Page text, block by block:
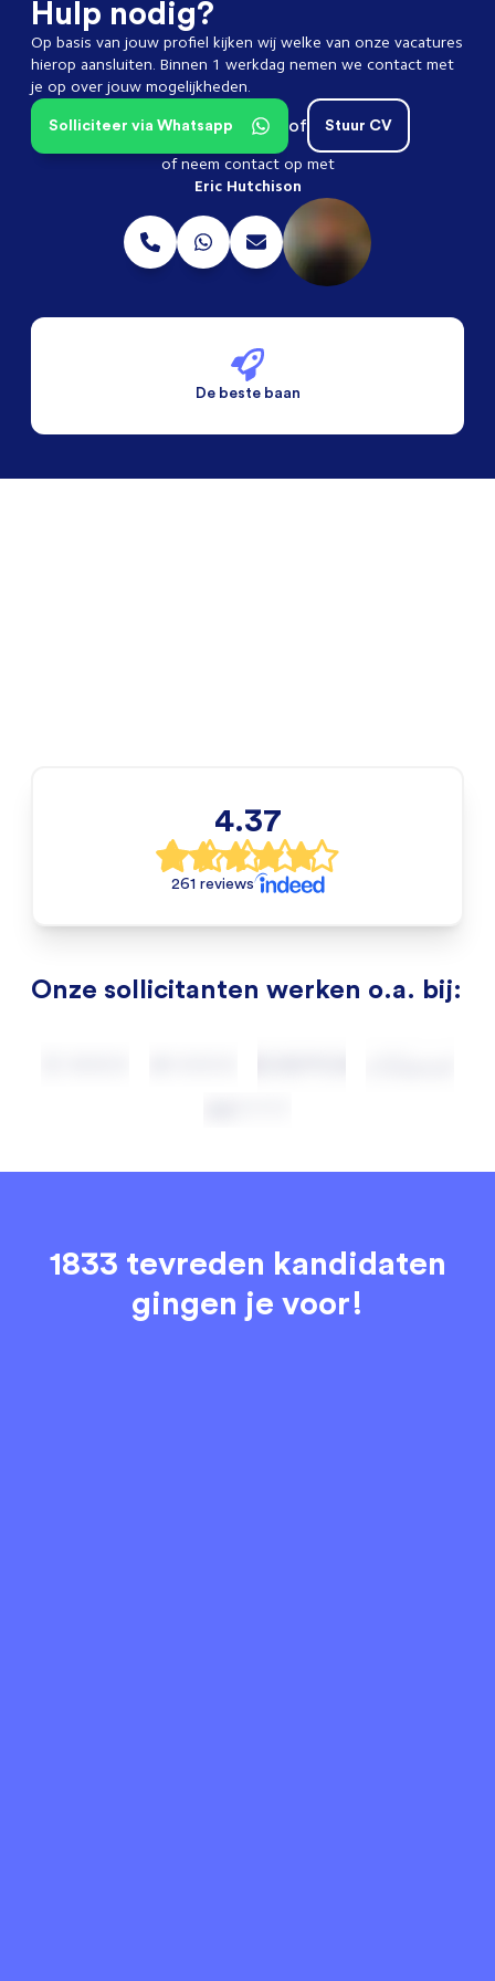
Hulp nodig?
Op basis van jouw profiel kijken wij welke van onze vacatures
hierop aansluiten. Binnen 1 werkdag nemen we contact met
je op over jouw mogelijkheden.
Stuur CV
of
Solliciteer via Whatsapp
of neem contact op met
Eric Hutchison
De beste baan
4.37
261 reviews
Onze sollicitanten werken o.a. bij:
1833 tevreden kandidaten
gingen je voor!